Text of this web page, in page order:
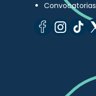
Convocatorias